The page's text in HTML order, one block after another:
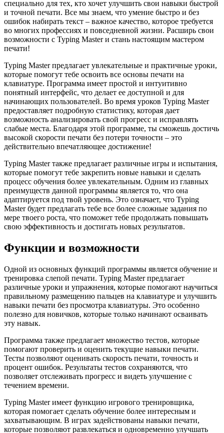
специально для тех, кто хочет улучшить свои навыки быстрой
и точной печати. Все мы знаем, что умение быстро и без
ошибок набирать текст – важное качество, которое требуется
во многих профессиях и повседневной жизни. Расширь свои
возможности с Typing Master и стань настоящим мастером
печати!
Typing Master предлагает увлекательные и практичные уроки,
которые помогут тебе освоить все основы печати на
клавиатуре. Программа имеет простой и интуитивно
понятный интерфейс, что делает ее доступной и для
начинающих пользователей. Во время уроков Typing Master
предоставляет подробную статистику, которая дает
возможность анализировать свой прогресс и исправлять
слабые места. Благодаря этой программе, ты сможешь достичь
высокой скорости печати без потери точности – это
действительно впечатляющее достижение!
Typing Master также предлагает различные игры и испытания,
которые помогут тебе закрепить новые навыки и сделать
процесс обучения более увлекательным. Одним из главных
преимуществ данной программы является то, что она
адаптируется под твой уровень. Это означает, что Typing
Master будет предлагать тебе все более сложные задания по
мере твоего роста, что поможет тебе продолжать повышать
свою эффективность и достигать новых результатов.
Функции и возможности
Одной из основных функций программы является обучение и
тренировка слепой печати. Typing Master предлагает
различные уроки и упражнения, которые помогают научиться
правильному размещению пальцев на клавиатуре и улучшить
навыки печати без просмотра клавиатуры. Это особенно
полезно для новичков, которые только начинают осваивать
эту навык.
Программа также предлагает множество тестов, которые
помогают проверить и оценить текущие навыки печати.
Тесты позволяют оценивать скорость печати, точность и
процент ошибок. Результаты тестов сохраняются, что
позволяет отслеживать прогресс и видеть улучшение с
течением времени.
Typing Master имеет функцию игрового тренировщика,
которая помогает сделать обучение более интересным и
захватывающим. В играх задействованы навыки печати,
которые позволяют развлекаться и одновременно улучшать